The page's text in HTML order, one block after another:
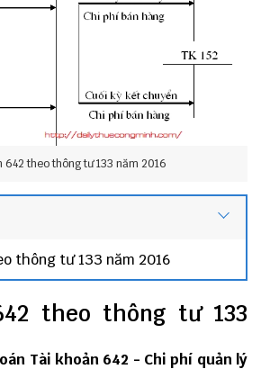
642 theo thông tư 133 năm 2016
thông tư 133 năm 2016
theo thông tư 133
Tài khoản 642 - Chi phí quản lý